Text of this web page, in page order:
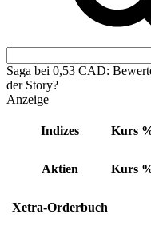
Saga bei 0,53 CAD:
der Story?
Anzeige
Indizes Kurs
Aktien Kurs
Xetra-Orderbuch